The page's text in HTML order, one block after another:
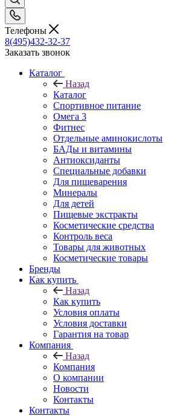
Телефоны
8(495)432-32-37
Заказать звонок
Каталог
Назад
Каталог
Спортивное питание
Омега 3
Фитнес
Отдельные аминокислоты
БАДы и витамины
Антиоксиданты
Специальные добавки
Для пищеварения
Минералы
Для детей
Пищевые экстракты
Косметические средства
Контроль веса
Товары для животных
Косметические товары
Бренды
Как купить
Назад
Как купить
Условия оплаты
Условия доставки
Гарантия на товар
Компания
Назад
Компания
О компании
Новости
Контакты
Контакты